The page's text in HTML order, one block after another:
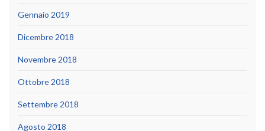
Gennaio 2019
Dicembre 2018
Novembre 2018
Ottobre 2018
Settembre 2018
Agosto 2018